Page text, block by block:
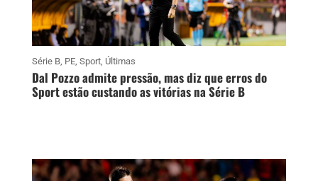
Série B, PE, Sport, Últimas
Dal Pozzo admite pressão, mas diz que erros do
Sport estão custando as vitórias na Série B